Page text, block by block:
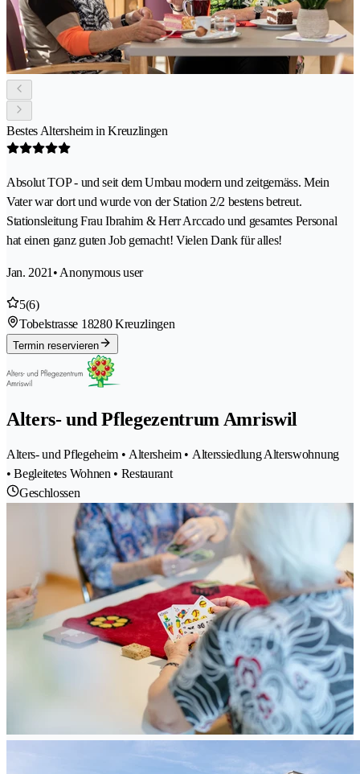
Bestes Altersheim in Kreuzlingen
Absolut TOP - und seit dem Umbau modern und zeitgemäss. Mein
Vater war dort und wurde von der Station 2/2 bestens betreut.
Stationsleitung Frau Ibrahim & Herr Arccado und gesamtes Personal
hat einen ganz guten Job gemacht! Vielen Dank für alles!
Jan. 2021 • Anonymous user
5(6)
Tobelstrasse 18280 Kreuzlingen
Termin reservieren
Alters- und Pflegezentrum Amriswil
Alters- und Pflegeheim • Altersheim • Alterssiedlung Alterswohnung
• Begleitetes Wohnen • Restaurant
Geschlossen